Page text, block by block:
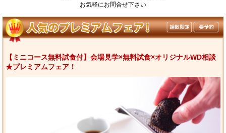
お気軽にお問合せ下さい
【ミニコース無料試食付】会場見学×無料試食×オリジナルWD相談
★プレミアムフェア！